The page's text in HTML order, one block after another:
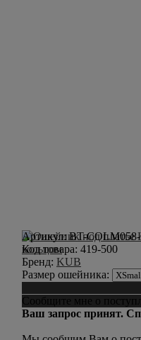
Артикул:BT-
Код товара: 419-500
Бренд: KUB
Размер ошейника:
Сообщите мне о
Ваш запрос принят.